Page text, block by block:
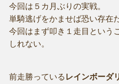
今回は５カ月ぶりの実戦。
単騎逃げをかませば恐い存在
今回はまず叩き１走目という
しれない。
前走勝っている レインボーダ